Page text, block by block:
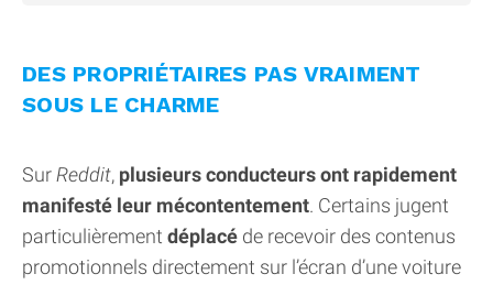
DES PROPRIÉTAIRES PAS VRAIMENT
SOUS LE CHARME
SurReddit, plusieurs conducteurs ont rapidement
manifesté leur mécontentement. Certains jugent
particulièrement déplacé de recevoir des contenus
promotionnels directement sur l’écran d’une voiture